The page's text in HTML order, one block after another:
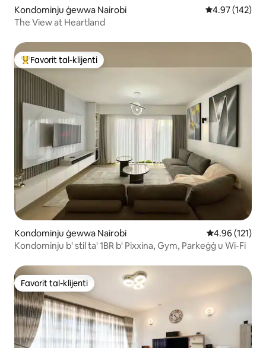
Kondominju ġewwa Nairobi Rating medju
4.97 (142)
The View at Heartland
Wieħed mill-aqwa favoriti tal-klijenti
Favorit tal-klijenti
Kondominju ġewwa Nairobi Rating medju
4.96 (121)
Kondominju b' stil ta' 1BR b' Pixxina, Gym, Parkeġġ u Wi-Fi
Favorit tal-klijenti
Favorit tal-klijenti